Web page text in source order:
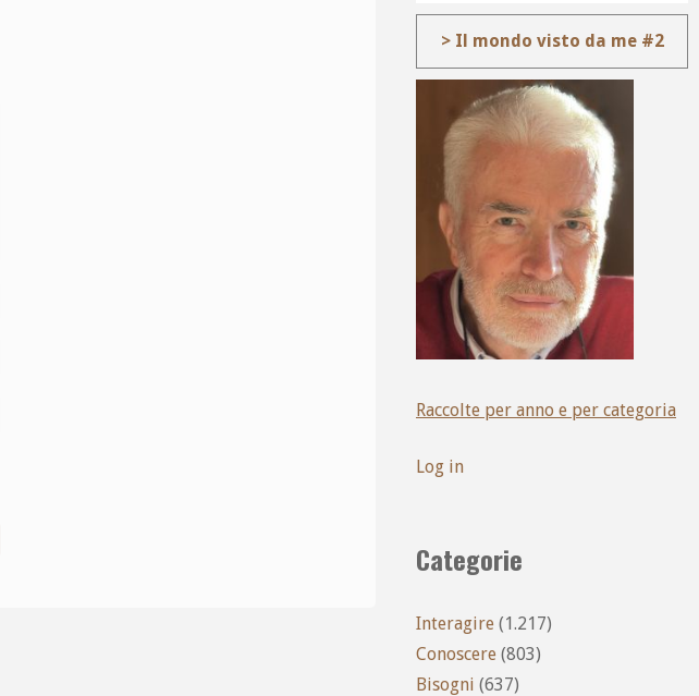
> Il mondo visto da me #2
Raccolte per anno e per categoria
Log in
Categorie
Interagire (1.217)
Conoscere (803)
Bisogni (637)